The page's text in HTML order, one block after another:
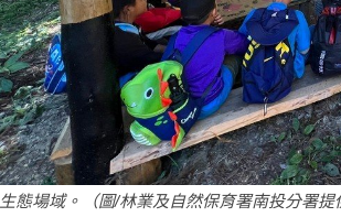
生態場域。（圖/林業及自然保育署南投分署提